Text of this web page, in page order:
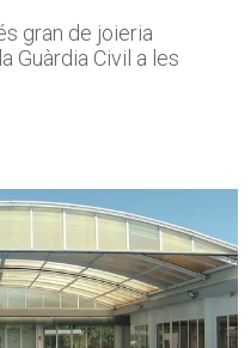
gran de joieria
Guàrdia Civil a les